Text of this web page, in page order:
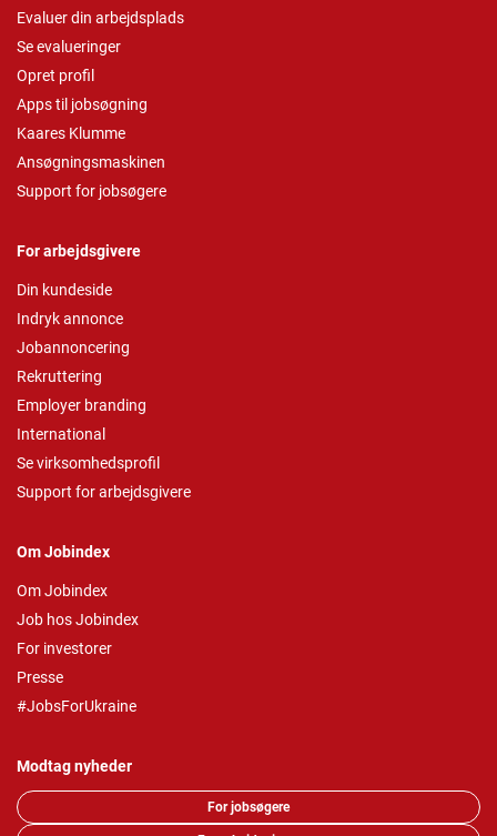
Evaluer din arbejdsplads
Se evalueringer
Opret profil
Apps til jobsøgning
Kaares Klumme
Ansøgningsmaskinen
Support for jobsøgere
For arbejdsgivere
Din kundeside
Indryk annonce
Jobannoncering
Rekruttering
Employer branding
International
Se virksomhedsprofil
Support for arbejdsgivere
Om Jobindex
Om Jobindex
Job hos Jobindex
For investorer
Presse
#JobsForUkraine
Modtag nyheder
For jobsøgere